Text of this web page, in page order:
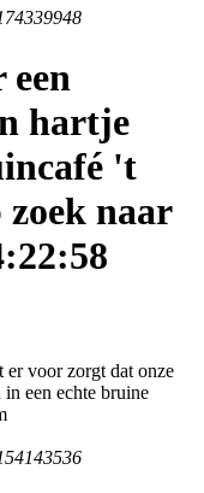
hartje
't
naar
er voor zorgt dat onze
een echte bruine